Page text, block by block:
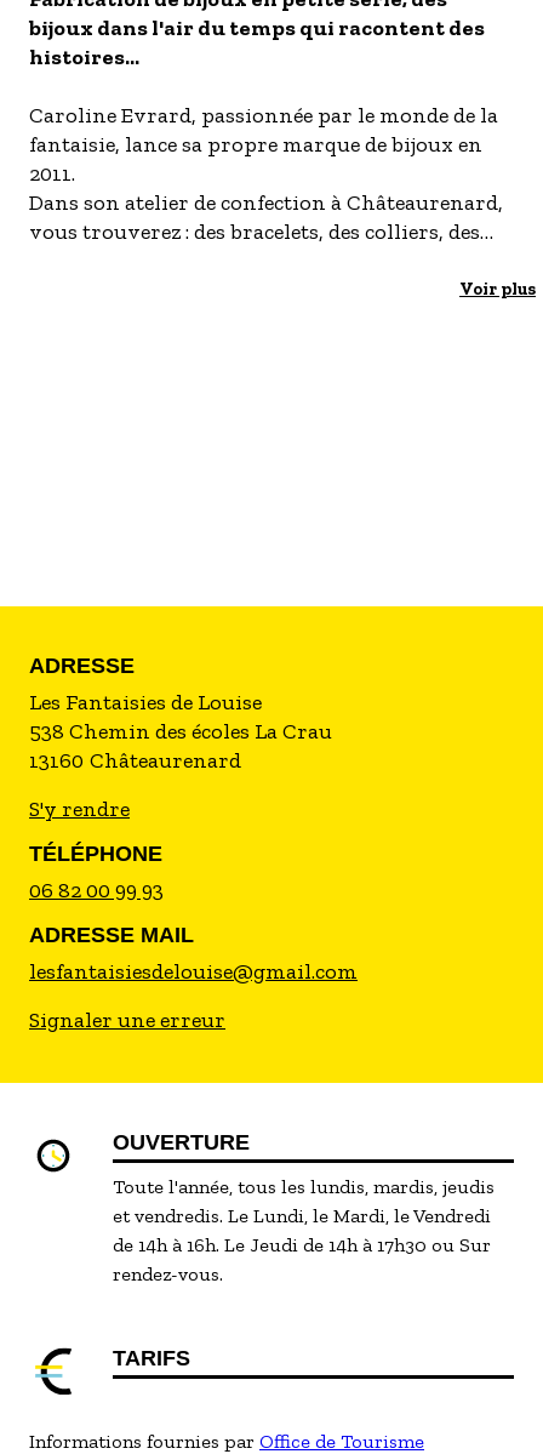
- Les établissements Accueil vélo
LES OFFRES MYPROVENCE
S'inscrire à nos newsletters
bijoux dans l'air du temps qui racontent des
histoires...
Caroline Evrard, passionnée par le monde de la
fantaisie, lance sa propre marque de bijoux en
2011.
Dans son atelier de confection à Châteaurenard,
vous trouverez : des bracelets, des colliers, des
Voir plus
ADRESSE
Les Fantaisies de Louise
538 Chemin des écoles La Crau
13160 Châteaurenard
S'y rendre
TÉLÉPHONE
06 82 00 99 93
ADRESSE MAIL
lesfantaisiesdelouise@gmail.com
Signaler une erreur
OUVERTURE
Toute l'année, tous les lundis, mardis, jeudis
et vendredis. Le Lundi, le Mardi, le Vendredi
de 14h à 16h. Le Jeudi de 14h à 17h30 ou Sur
rendez-vous.
TARIFS
Informations fournies par Office de Tourisme